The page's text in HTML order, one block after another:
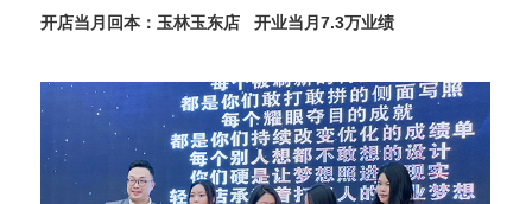
开店当月回本：玉林玉东店 开业当月7.3万业绩